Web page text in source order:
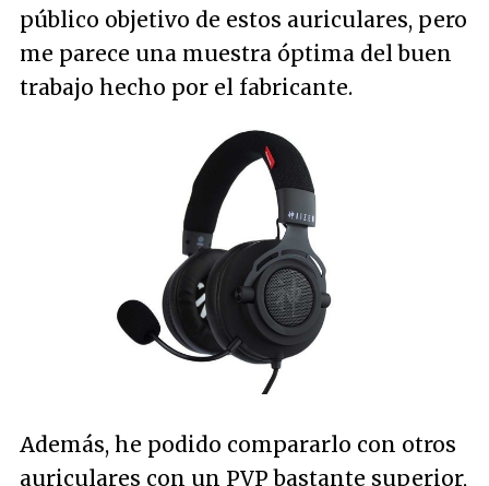
público objetivo de estos auriculares, pero
me parece una muestra óptima del buen
trabajo hecho por el fabricante.
Además, he podido compararlo con otros
auriculares con un PVP bastante superior,